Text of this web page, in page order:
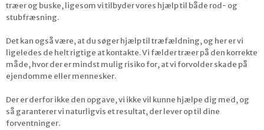
træer og buske, ligesom vi tilbyder vores hjælp til både rod- og
stubfræsning.
Det kan også være, at du søger hjælp til træfældning, og her er vi
ligeledes de helt rigtige at kontakte. Vi fælder træer på den korrekte
måde, hvor der er mindst mulig risiko for, at vi forvolder skade på
ejendomme eller mennesker.
Der er derfor ikke den opgave, vi ikke vil kunne hjælpe dig med, og
så garanterer vi naturligvis et resultat, der lever op til dine
forventninger.